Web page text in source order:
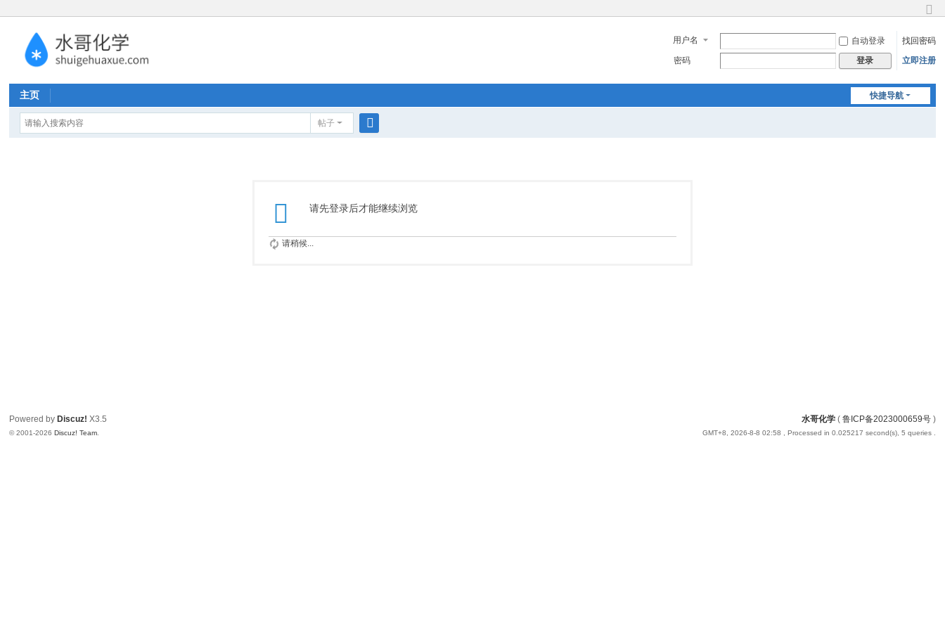
换
到
窄
用户名 自动登录
找回密码
密码
登录 立即注册
快捷导航
主页
帖子
请先登录后才能继续浏览
请稍候...
水哥化学( 鲁ICP备2023000659号)
GMT+8, 2026-8-8 02:58 , Processed in 0.025217 second(s), 5 queries .
Powered by Discuz! X3.5
© 2001-2026Discuz! Team.